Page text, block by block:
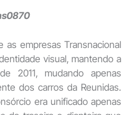
as empresas Transnacional
visual, mantendo a
2011, mudando apenas
dos carros da Reunidas.
era unificado apenas